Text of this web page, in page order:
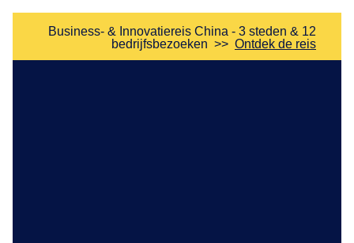
Business- & Innovatiereis China - 3 steden & 12
bedrijfsbezoeken >> Ontdek de reis